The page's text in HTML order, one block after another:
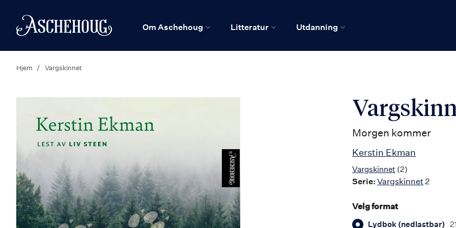
Hjem
Om Aschehoug Litteratur Utdanning
Hjem Vargskinnet
Morgen kommer
Kerstin Ekman
Vargskinnet (2)
Serie: Vargskinnet2
Velg format
Lydbok (nedlastbar)